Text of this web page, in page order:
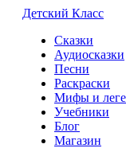
Детский Класс
Сказки
Аудиосказки
Песни
Раскраски
Мифы и
Учебники
Блог
Магазин